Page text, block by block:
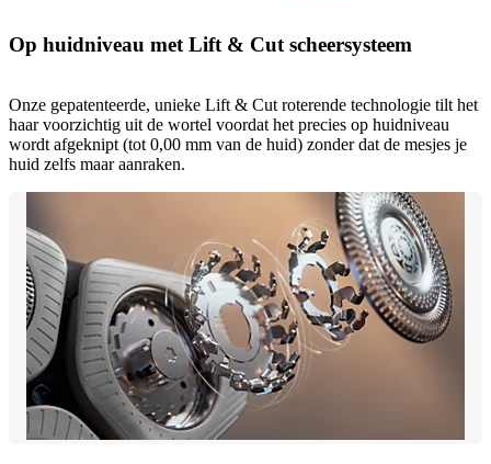
Op huidniveau met Lift & Cut scheersysteem
Onze gepatenteerde, unieke Lift & Cut roterende technologie tilt het
haar voorzichtig uit de wortel voordat het precies op huidniveau
wordt afgeknipt (tot 0,00 mm van de huid) zonder dat de mesjes je
huid zelfs maar aanraken.